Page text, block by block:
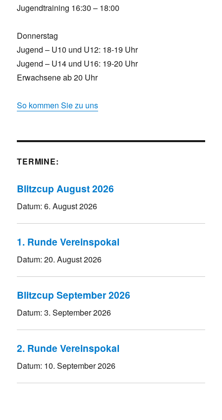
Jugendtraining 16:30 – 18:00
Donnerstag
Jugend – U10 und U12: 18-19 Uhr
Jugend – U14 und U16: 19-20 Uhr
Erwachsene ab 20 Uhr
So kommen Sie zu uns
TERMINE:
Blitzcup August 2026
Datum:6. August 2026
1. Runde Vereinspokal
Datum:20. August 2026
Blitzcup September 2026
Datum:3. September 2026
2. Runde Vereinspokal
Datum: 10. September 2026